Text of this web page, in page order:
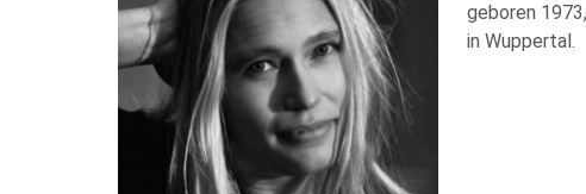
geboren
in Wuppertal.